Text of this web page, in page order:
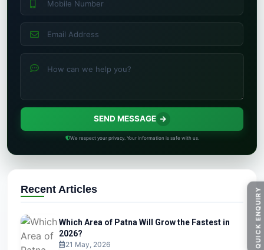
SEND MESSAGE
We respect your privacy. Your information is safe with us.
Recent Articles
Which Area of Patna Will Grow the Fastest in
2026?
21 May, 2026 QUICK ENQUIRY